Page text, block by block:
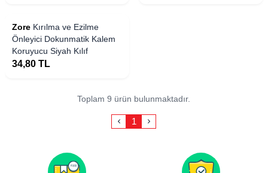
Zore Kırılma ve Ezilme
Önleyici Dokunmatik Kalem
Koruyucu Siyah Kılıf
34,80 TL
Toplam 9 ürün bulunmaktadır.
1